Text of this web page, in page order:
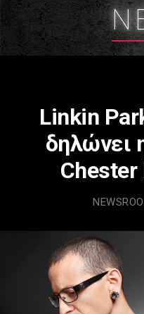
Linkin
δηλώνει